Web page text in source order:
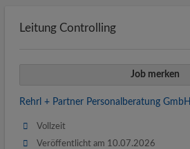
Leitung Controlling
Job merken
Rehrl + Partner Personalberatung GmbH
Vollzeit
Veröffentlicht am 10.07.2026